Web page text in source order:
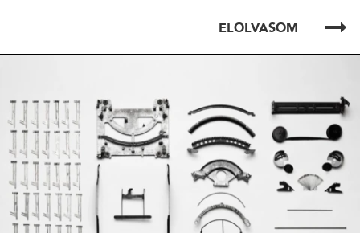
ELOLVASOM
ELOLVASOM